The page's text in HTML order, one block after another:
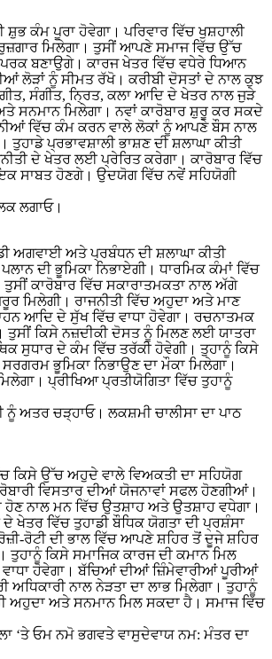
ਕੰਮ ਪੂਰਾ ਹੋਵੇਗਾ। ਪਰਿਵਾਰ ਵਿੱਚ ਖੁਸ਼ਹਾਲੀ
ਮਿਲੇਗਾ। ਤੁਸੀਂ ਆਪਣੇ ਸਮਾਜ ਵਿੱਚ ਉੱਚ
ਬਣਾਉਗੇ। ਕਾਰਜ ਖੇਤਰ ਵਿੱਚ ਵਧੇਰੇ ਧਿਆਨ
ਲੋੜਾਂ ਨੂੰ ਸੀਮਤ ਰੱਖੋ। ਕਰੀਬੀ ਦੋਸਤਾਂ ਦੇ ਨਾਲ ਕੁਝ
ਸੰਗੀਤ, ਨ੍ਰਿਤ, ਕਲਾ ਆਦਿ ਦੇ ਖੇਤਰ ਨਾਲ ਜੁੜੇ
ਸਨਮਾਨ ਮਿਲੇਗਾ। ਨਵਾਂ ਕਾਰੋਬਾਰ ਸ਼ੁਰੂ ਕਰ ਸਕਦੇ
ਵਿੱਚ ਕੰਮ ਕਰਨ ਵਾਲੇ ਲੋਕਾਂ ਨੂੰ ਆਪਣੇ ਬੌਸ ਨਾਲ
ਤੁਹਾਡੇ ਪ੍ਰਭਾਵਸ਼ਾਲੀ ਭਾਸ਼ਣ ਦੀ ਸ਼ਲਾਘਾ ਕੀਤੀ
ਦੇ ਖੇਤਰ ਲਈ ਪ੍ਰੇਰਿਤ ਕਰੇਗਾ। ਕਾਰੋਬਾਰ ਵਿੱਚ
ਸਾਬਤ ਹੋਣਗੇ। ਉਦਯੋਗ ਵਿੱਚ ਨਵੇਂ ਸਹਿਯੋਗੀ
ਲਗਾਓ।
ਅਗਵਾਈ ਅਤੇ ਪ੍ਰਬੰਧਨ ਦੀ ਸ਼ਲਾਘਾ ਕੀਤੀ
ਦੀ ਭੂਮਿਕਾ ਨਿਭਾਏਗੀ। ਧਾਰਮਿਕ ਕੰਮਾਂ ਵਿੱਚ
ਕਾਰੋਬਾਰ ਵਿੱਚ ਸਕਾਰਾਤਮਕਤਾ ਨਾਲ ਅੱਗੇ
ਮਿਲੇਗੀ। ਰਾਜਨੀਤੀ ਵਿੱਚ ਅਹੁਦਾ ਅਤੇ ਮਾਣ
ਆਦਿ ਦੇ ਸੁੱਖ ਵਿੱਚ ਵਾਧਾ ਹੋਵੇਗਾ। ਰਚਨਾਤਮਕ
ਤੁਸੀਂ ਕਿਸੇ ਨਜ਼ਦੀਕੀ ਦੋਸਤ ਨੂੰ ਮਿਲਣ ਲਈ ਯਾਤਰਾ
ਸੁਧਾਰ ਦੇ ਕੰਮ ਵਿੱਚ ਤਰੱਕੀ ਹੋਵੇਗੀ। ਤੁਹਾਨੂੰ ਕਿਸੇ
ਭੂਮਿਕਾ ਨਿਭਾਉਣ ਦਾ ਮੌਕਾ ਮਿਲੇਗਾ।
ਪ੍ਰੀਖਿਆ ਪ੍ਰਤੀਯੋਗਿਤਾ ਵਿੱਚ ਤੁਹਾਨੂੰ
ਨੂੰ ਅਤਰ ਚੜ੍ਹਾਓ। ਲਕਸ਼ਮੀ ਚਾਲੀਸਾ ਦਾ ਪਾਠ
ਕਿਸੇ ਉੱਚ ਅਹੁਦੇ ਵਾਲੇ ਵਿਅਕਤੀ ਦਾ ਸਹਿਯੋਗ
ਵਿਸਤਾਰ ਦੀਆਂ ਯੋਜਨਾਵਾਂ ਸਫਲ ਹੋਣਗੀਆਂ।
ਨਾਲ ਮਨ ਵਿੱਚ ਉਤਸ਼ਾਹ ਅਤੇ ਉਤਸ਼ਾਹ ਵਧੇਗਾ।
ਖੇਤਰ ਵਿੱਚ ਤੁਹਾਡੀ ਬੌਧਿਕ ਯੋਗਤਾ ਦੀ ਪ੍ਰਸ਼ੰਸਾ
ਰੋਟੀ ਦੀ ਭਾਲ ਵਿੱਚ ਆਪਣੇ ਸ਼ਹਿਰ ਤੋਂ ਦੂਜੇ ਸ਼ਹਿਰ
ਤੁਹਾਨੂੰ ਕਿਸੇ ਸਮਾਜਿਕ ਕਾਰਜ ਦੀ ਕਮਾਨ ਮਿਲ
ਵਾਧਾ ਹੋਵੇਗਾ। ਬੱਚਿਆਂ ਦੀਆਂ ਜ਼ਿੰਮੇਵਾਰੀਆਂ ਪੂਰੀਆਂ
ਨਾਲ ਨੇੜਤਾ ਦਾ ਲਾਭ ਮਿਲੇਗਾ। ਤੁਹਾਨੂੰ
ਅਹੁਦਾ ਅਤੇ ਸਨਮਾਨ ਮਿਲ ਸਕਦਾ ਹੈ। ਸਮਾਜ ਵਿੱਚ
‘ਤੇ ਓਮ ਨਮੋ ਭਗਵਤੇ ਵਾਸੁਦੇਵਾਯ ਨਮ: ਮੰਤਰ ਦਾ